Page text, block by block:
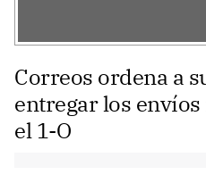
Correos ordena a
entregar los
el 1-O